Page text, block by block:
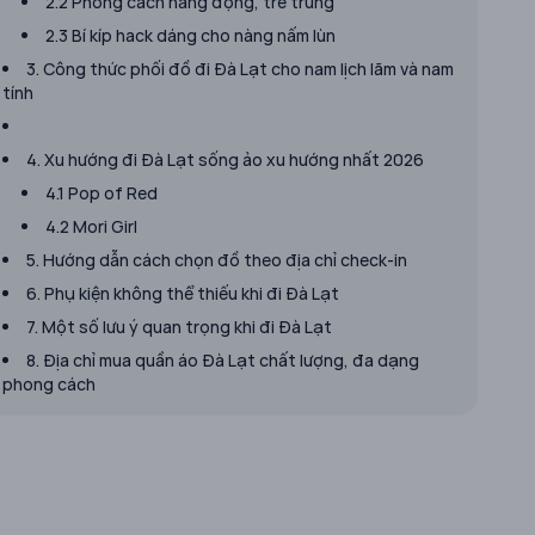
2.3 Bí kíp hack dáng cho nàng nấm lùn
3. Công thức phối đồ đi Đà Lạt cho nam lịch lãm và nam
tính
4. Xu hướng đi Đà Lạt sống ảo xu hướng nhất 2026
4.1 Pop of Red
4.2 Mori Girl
5. Hướng dẫn cách chọn đồ theo địa chỉ check-in
6. Phụ kiện không thể thiếu khi đi Đà Lạt
7. Một số lưu ý quan trọng khi đi Đà Lạt
8. Địa chỉ mua quần áo Đà Lạt chất lượng, đa dạng
phong cách